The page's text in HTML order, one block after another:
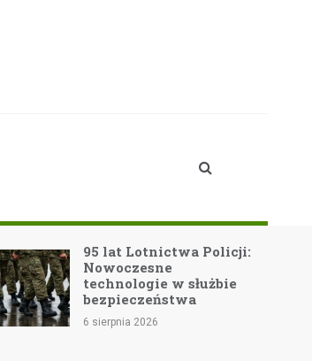
95 lat Lotnictwa Policji:
Nowoczesne
technologie w służbie
bezpieczeństwa
6 sierpnia 2026